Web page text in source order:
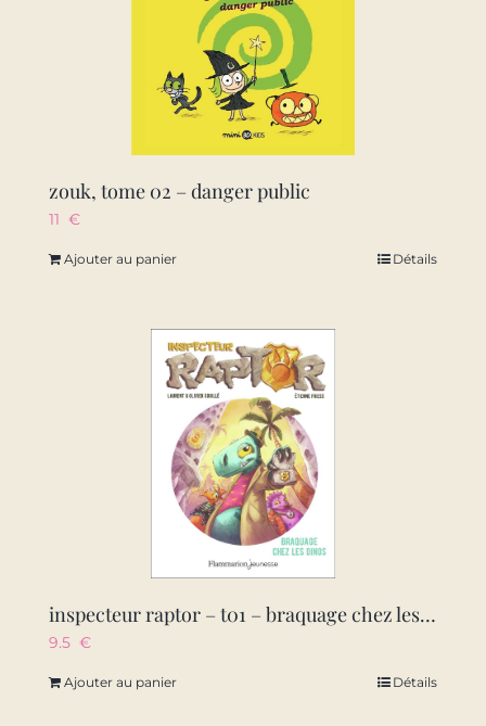
zouk, tome 02 – danger public
11 €
Ajouter au panier Détails
inspecteur raptor – t01 – braquage chez les dinos
9.5 €
Ajouter au panier Détails